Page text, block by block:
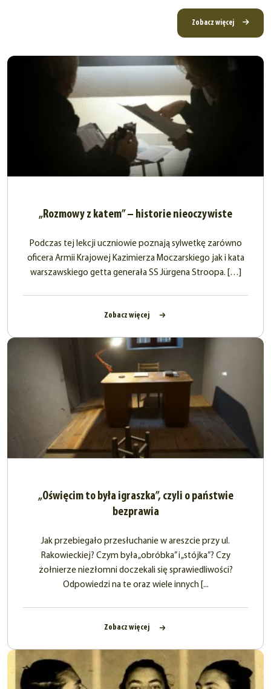
Zobacz więcej
„Rozmowy z katem” – historie nieoczywiste
Podczas tej lekcji uczniowie poznają sylwetkę zarówno
oficera Armii Krajowej Kazimierza Moczarskiego jak i kata
warszawskiego getta generała SS Jürgena Stroopa. […]
Zobacz więcej
„Oświęcim to była igraszka”, czyli o państwie
bezprawia
Jak przebiegało przesłuchanie w areszcie przy ul.
Rakowieckiej? Czym była „obróbka” i „stójka”? Czy
żołnierze niezłomni doczekali się sprawiedliwości?
Odpowiedzi na te oraz wiele innych [...
Zobacz więcej